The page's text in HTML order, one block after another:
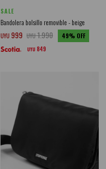
SALE
Bandolera bolsillo removible - beige
UYU 999 UYU1.990 49
UYU 849